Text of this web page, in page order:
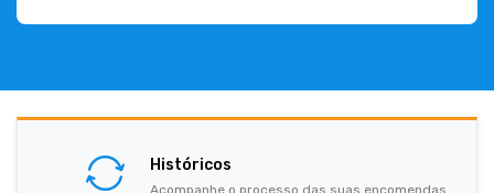
Históricos
Acompanhe o processo das suas encomendas